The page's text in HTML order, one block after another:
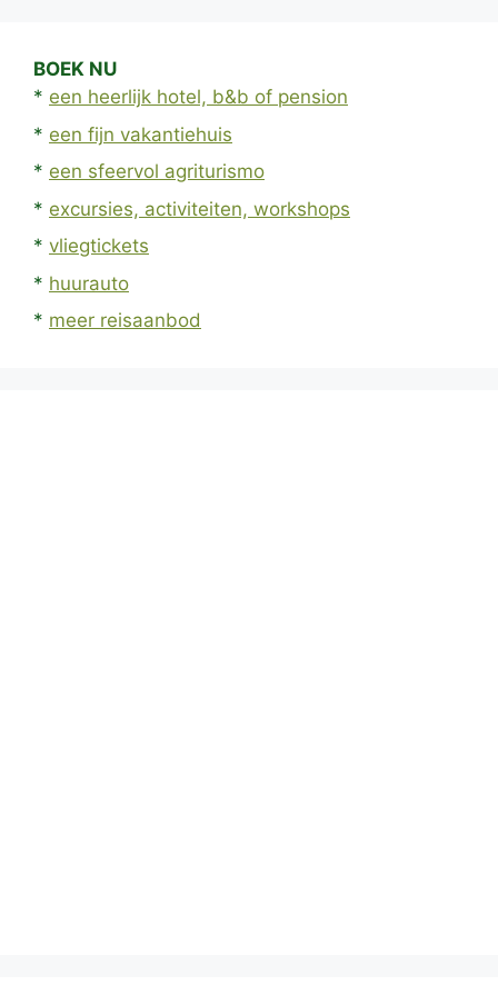
BOEK NU
* een heerlijk hotel, b&b of pension
* een fijn vakantiehuis
* een sfeervol agriturismo
* excursies, activiteiten, workshops
* vliegtickets
* huurauto
* meer reisaanbod